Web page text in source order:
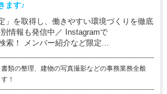
ます♪
」を取得し、働きやすい環境づくりを徹底
情報も発信中／ Instagramで
索！ メンバー紹介など限定...
類の整理、建物の写真撮影などの事務業務全般
！